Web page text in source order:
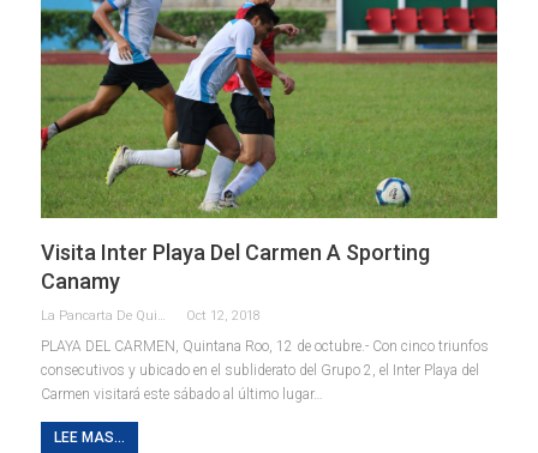
Visita Inter Playa Del Carmen A Sporting
Canamy
La Pancarta De Quintana Roo Oct 12, 2018
PLAYA DEL CARMEN, Quintana Roo, 12 de octubre.- Con cinco triunfos
consecutivos y ubicado en el subliderato del Grupo 2, el Inter Playa del
Carmen visitará este sábado al último lugar…
LEE MAS...